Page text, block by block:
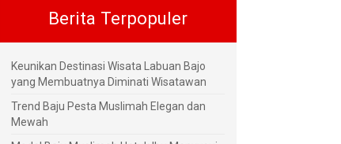
Berita Terpopuler
Keunikan Destinasi Wisata Labuan Bajo
yang Membuatnya Diminati Wisatawan
Trend Baju Pesta Muslimah Elegan dan
Mewah